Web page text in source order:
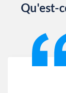
Qu'est-